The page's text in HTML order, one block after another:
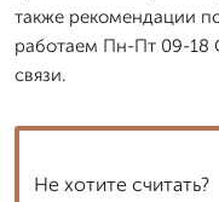
также рекомендации
работаем Пн-Пт 09-18
связи.
Не хотите считать?